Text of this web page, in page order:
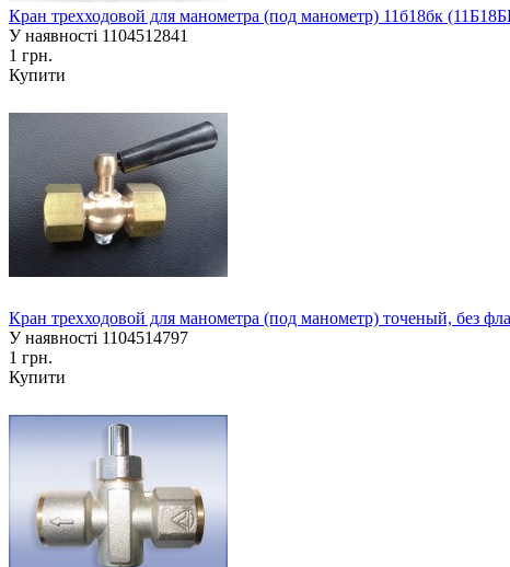
Кран трехходовой для манометра (под манометр) 11б18бк
У наявності 1104512841
1 грн.
Купити
Кран трехходовой для манометра (под манометр) точеный, без
У наявності 1104514797
1 грн.
Купити